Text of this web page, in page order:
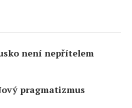
není nepřítelem
pragmatizmus